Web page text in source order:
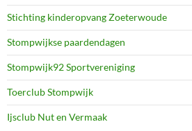
Stichting kinderopvang Zoeterwoude
Stompwijkse paardendagen
Stompwijk92 Sportvereniging
Toerclub Stompwijk
Ijsclub Nut en Vermaak